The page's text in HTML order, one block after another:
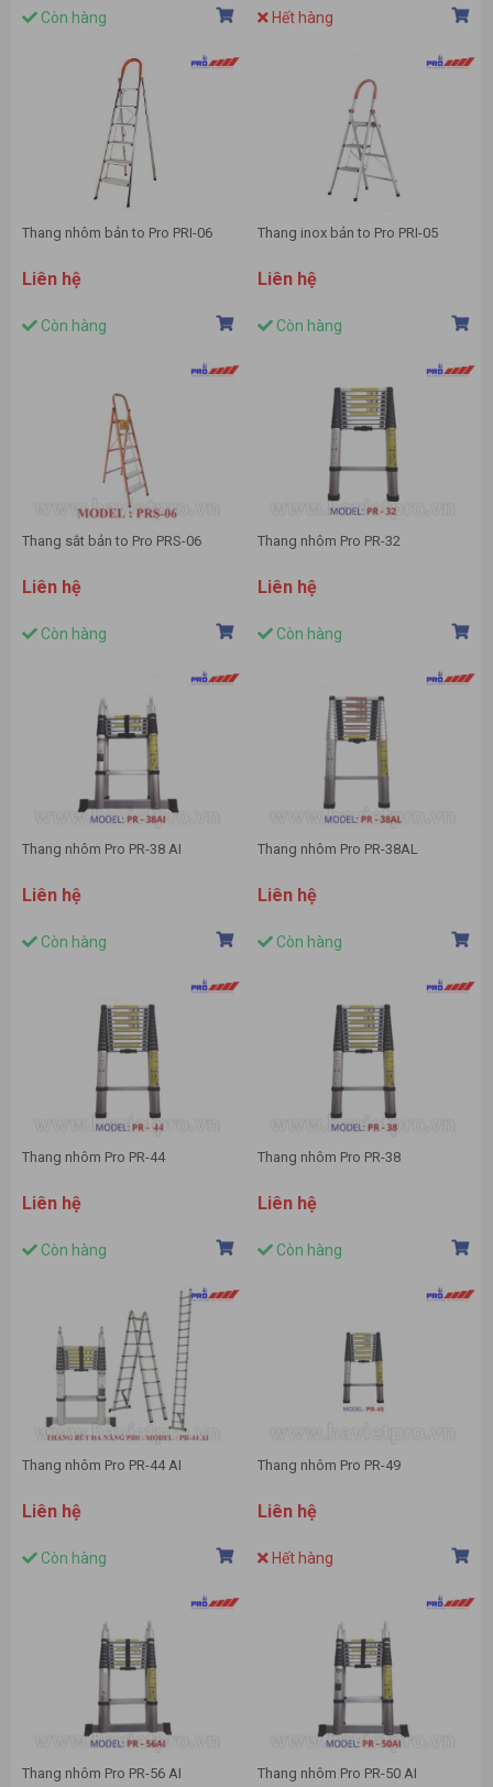
Còn hàng Hết hàng
Thang nhôm bản to Pro PRI-06
Liên hệ
Còn hàng
Thang inox bản to Pro PRI-05
Liên hệ
Còn hàng
Thang sắt bản to Pro PRS-06
Liên hệ
Còn hàng
Thang nhôm Pro PR-32
Liên hệ
Còn hàng
Thang nhôm Pro PR-38 AI
Liên hệ
Còn hàng
Thang nhôm Pro PR-38AL
Liên hệ
Còn hàng
Thang nhôm Pro PR-44
Liên hệ
Còn hàng
Thang nhôm Pro PR-38
Liên hệ
Còn hàng
Thang nhôm Pro PR-44 AI
Liên hệ
Còn hàng
Thang nhôm Pro PR-49
Liên hệ
Hết hàng
Thang nhôm Pro PR-56 AI Thang nhôm Pro PR-50 AI